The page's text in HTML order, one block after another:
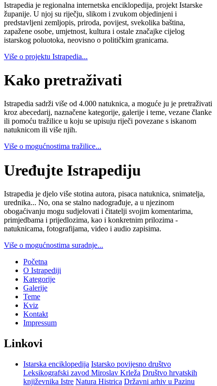
Istrapedia je regionalna internetska enciklopedija, projekt Istarske
županije. U njoj su riječju, slikom i zvukom objedinjeni i
predstavljeni zemljopis, priroda, povijest, svekolika baština,
zapažene osobe, umjetnost, kultura i ostale značajke cijelog
istarskog poluotoka, neovisno o političkim granicama.
Više o projektu Istrapedia...
Kako pretraživati
Istrapedia sadrži više od 4.000 natuknica, a moguće ju je pretraživati
kroz abecedarij, naznačene kategorije, galerije i teme, vezane članke
ili pomoću tražilice u koju se upisuju riječi povezane s iskanom
natuknicom ili više njih.
Više o mogućnostima tražilice...
Uređujte Istrapediju
Istrapedia je djelo više stotina autora, pisaca natuknica, snimatelja,
urednika... No, ona se stalno nadograđuje, a u njezinom
obogaćivanju mogu sudjelovati i čitatelji svojim komentarima,
primjedbama i prijedlozima, kao i konkretnim prilozima -
natuknicama, fotografijama, video i audio zapisima.
Više o mogućnostima suradnje...
Početna
O Istrapediji
Kategorije
Galerije
Teme
Kviz
Kontakt
Impressum
Linkovi
Istarska enciklopedija Istarsko povijesno društvo
Leksikografski zavod Miroslav Krleža Društvo hrvatskih
književnika Istre Natura Histrica Državni arhiv u Pazinu